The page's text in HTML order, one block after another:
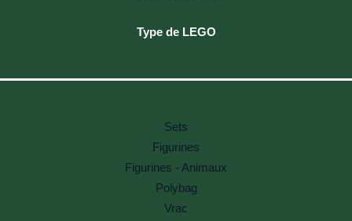
Type de LEGO
Sets
Figurines
Figurines - Animaux
Polybag
Vrac